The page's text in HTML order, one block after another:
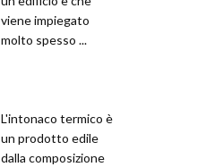
viene impiegato
molto spesso ...
L'intonaco termico è
un prodotto edile
dalla composizione